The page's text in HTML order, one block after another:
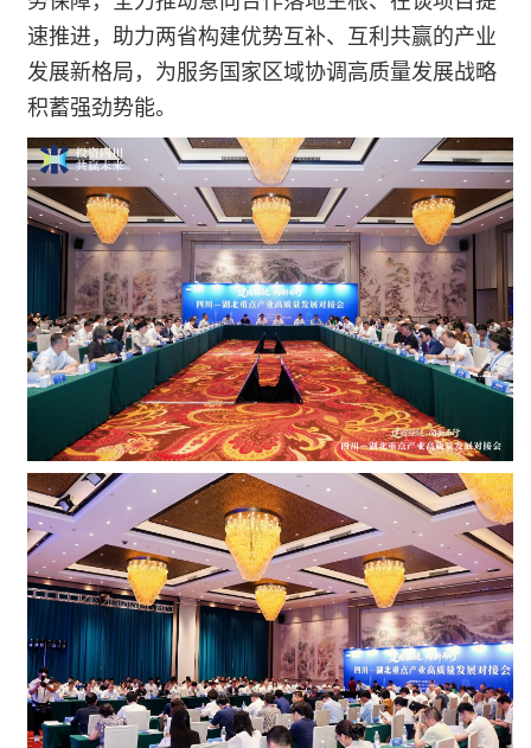
速推进，助力两省构建优势互补、互利共赢的产业
发展新格局，为服务国家区域协调高质量发展战略
积蓄强劲势能。